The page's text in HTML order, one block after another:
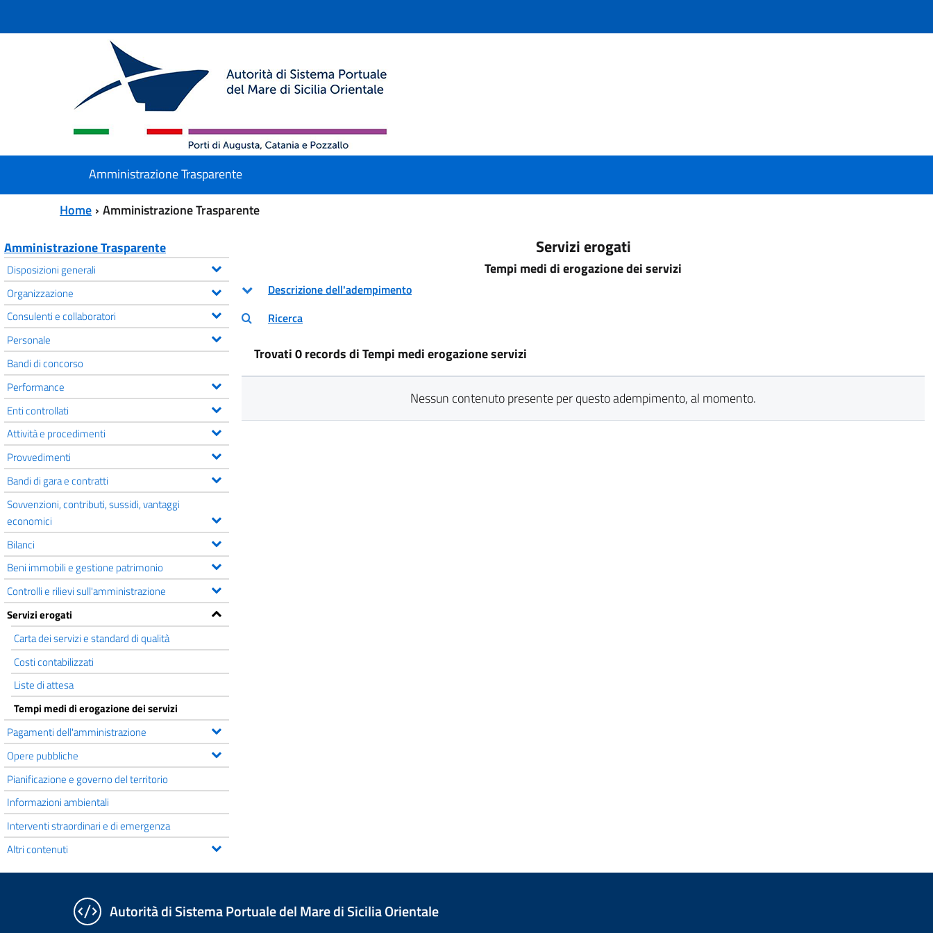
Amministrazione Trasparente
Home Amministrazione Trasparente
Amministrazione Trasparente
Disposizioni generali
Organizzazione
Consulenti e collaboratori
Personale
Bandi di concorso
Performance
Enti controllati
Attività e procedimenti
Provvedimenti
Bandi di gara e contratti
Sovvenzioni, contributi, sussidi, vantaggi
economici
Bilanci
Beni immobili e gestione patrimonio
Controlli e rilievi sull'amministrazione
Servizi erogati
Carta dei servizi e standard di qualità
Costi contabilizzati
Liste di attesa
Tempi medi di erogazione dei servizi
Pagamenti dell'amministrazione
Opere pubbliche
Pianificazione e governo del territorio
Informazioni ambientali
Interventi straordinari e di emergenza
Altri contenuti
Servizi erogati
Tempi medi di erogazione dei servizi
Descrizione dell'adempimento
Ricerca
Trovati 0 records di Tempi medi erogazione servizi
Nessun contenuto presente per questo adempimento, al momento.
Autorità di Sistema Portuale del Mare di Sicilia Orientale